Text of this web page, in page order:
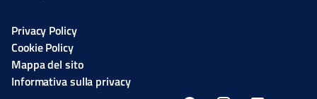
Privacy Policy
Cookie Policy
Mappa del sito
Informativa sulla privacy